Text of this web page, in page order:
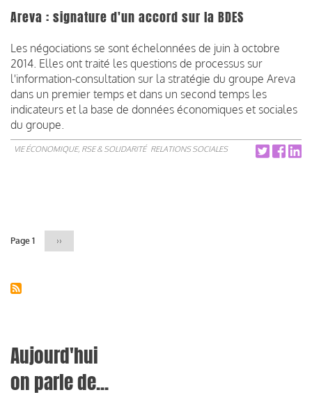
Areva : signature d'un accord sur la BDES
Les négociations se sont échelonnées de juin à octobre
2014. Elles ont traité les questions de processus sur
l'information-consultation sur la stratégie du groupe Areva
dans un premier temps et dans un second temps les
indicateurs et la base de données économiques et sociales
du groupe.
VIE ÉCONOMIQUE, RSE & SOLIDARITÉ RELATIONS SOCIALES
Page 1
Page
››
Aujourd'hui
on parle de...